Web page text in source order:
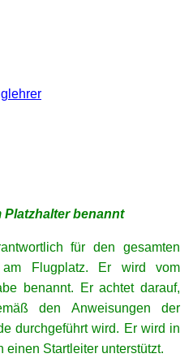
Platzhalter benannt
für den gesamten
Flugplatz. Er wird vom
benannt. Er achtet darauf,
den Anweisungen der
durchgeführt wird. Er wird in
einen Startleiter unterstützt.